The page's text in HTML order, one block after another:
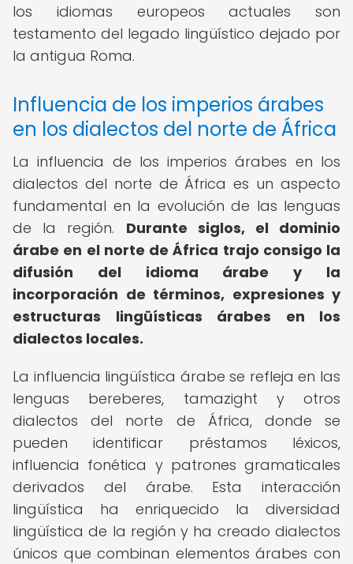
los idiomas europeos actuales son
testamento del legado lingüístico dejado por
la antigua Roma.
Influencia de los imperios árabes
en los dialectos del norte de África
La influencia de los imperios árabes en los
dialectos del norte de África es un aspecto
fundamental en la evolución de las lenguas
de la región. Durante siglos, el dominio
árabe en el norte de África trajo consigo la
difusión del idioma árabe y la
incorporación de términos, expresiones y
estructuras lingüísticas árabes en los
dialectos locales.
La influencia lingüística árabe se refleja en las
lenguas bereberes, tamazight y otros
dialectos del norte de África, donde se
pueden identificar préstamos léxicos,
influencia fonética y patrones gramaticales
derivados del árabe. Esta interacción
lingüística ha enriquecido la diversidad
lingüística de la región y ha creado dialectos
únicos que combinan elementos árabes con